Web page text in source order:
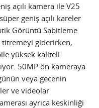
açılı kamera ile V25
geniş açılı kareler
Görüntü Sabitleme
giderirken,
yüksek kaliteli
50MP ön kameraya
veya gecenin
ve videolar
ayrıca keskinliği